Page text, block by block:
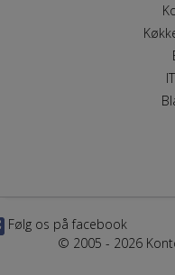
Følg os på facebook
© 2005 - 2026